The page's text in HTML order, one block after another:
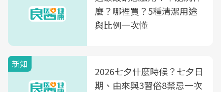
麼？哪裡買？5種清潔用途
與比例一次懂
新知
2026七夕什麼時候？七夕日
期、由來與3習俗8禁忌一次